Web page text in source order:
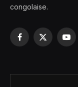
congolaise.
Facebook
X